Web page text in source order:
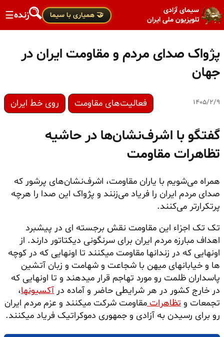
سیمای آزادی
تلویزیون ملی ایران
🤝 همیاری با سیما زنده☰
پژواک صدای مردم و مقاومت ایران در
جهان
۱۴۰۵/۲/۹ فعالیت‌های مقاومت روی خط ایران
گفتگو با اشرف‌نشان‌ها در حاشیه
تظاهرات مقاومت
همراه می‌شویم با یاران مقاومت، اشرف‌نشان‌های پرشور که
صدای مردم ایران را فریاد می‌زنند و پژواک این صدا را هرچه
پرتکرارتر می‌کنند.
تک تک اجزاء این مقاومت نقش برجسته ای در پیشبرد
اهداف مبارزه مردم ایران برای سرنگونی دیکتاتور دارند. از
اونهایی که در زندانها مقاومت میکنند تا اونهایی که در کوچه
ها و خیابانهای میهن با شجاعت و شهامت و زبان آتشین
پاسداران ظلمت رو مورد تهاجم قرار میدهند و تا اونهایی که
در خارج کشور در هر شرایطی حاضر و آماده در آکسیونها،
تجمعات و تظاهراتمقاومت شرکت میکنند و عزم مردم ایران
رو برای رسیدن به آزادی و جمهوری دموکراتیک فریاد میکنند.